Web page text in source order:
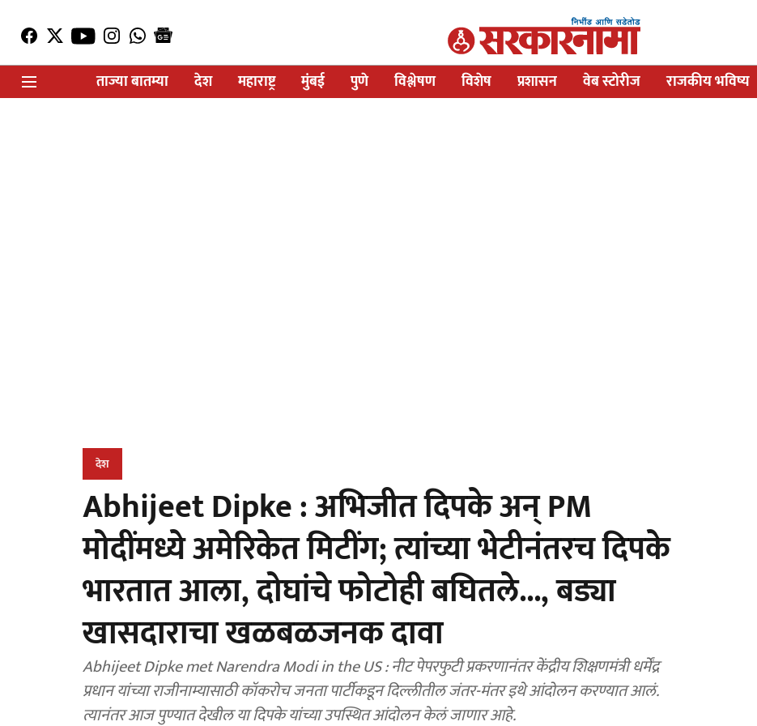
ताज्या बातम्या
देश महाराष्ट्र मुंबई पुणे विश्लेषण विशेष प्रशासन वेब स्टोरीज राजकीय भविष्य
देश
Abhijeet Dipke : अभिजीत दिपके अन् PM
मोदींमध्ये अमेरिकेत मिटींग; त्यांच्या भेटीनंतरच दिपके
भारतात आला, दोघांचे फोटोही बघितले..., बड्या
खासदाराचा खळबळजनक दावा
Abhijeet Dipke met Narendra Modi in the US : नीट पेपरफुटी प्रकरणानंतर केंद्रीय शिक्षणमंत्री धर्मेंद्र
प्रधान यांच्या राजीनाम्यासाठी कॉकरोच जनता पार्टीकडून दिल्लीतील जंतर-मंतर इथे आंदोलन करण्यात आलं.
त्यानंतर आज पुण्यात देखील या दिपके यांच्या उपस्थित आंदोलन केलं जाणार आहे.